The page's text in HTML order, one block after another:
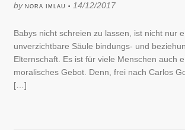
by NORA IMLAU •14/12/2017
Babys nicht schreien zu lassen, ist nicht nur
unverzichtbare Säule bindungs- und
Elternschaft. Es ist für viele Menschen auch
moralisches Gebot. Denn, frei nach Carlos
[…]